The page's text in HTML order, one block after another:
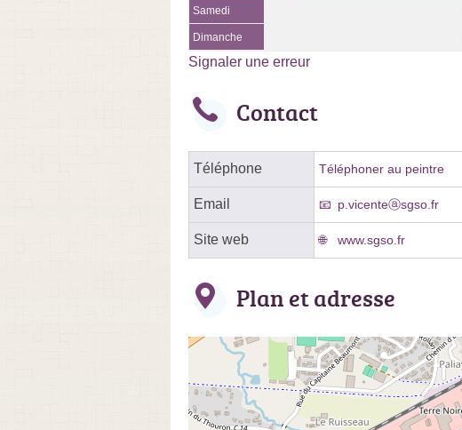
Samedi
Dimanche
Signaler une erreur
Contact
Téléphone Téléphoner au peintre
Email p.vicenteⓐsgso.fr
Site web www.sgso.fr
Plan et adresse